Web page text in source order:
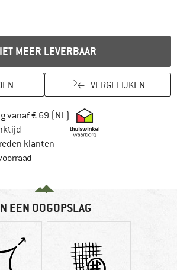
MEER LEVERBAAR
VERGELIJKEN
vanaf € 69 (NL) Vind hier de
Vind de betalingsinformatie hier!
klanten
EEN OOGOPSLAG